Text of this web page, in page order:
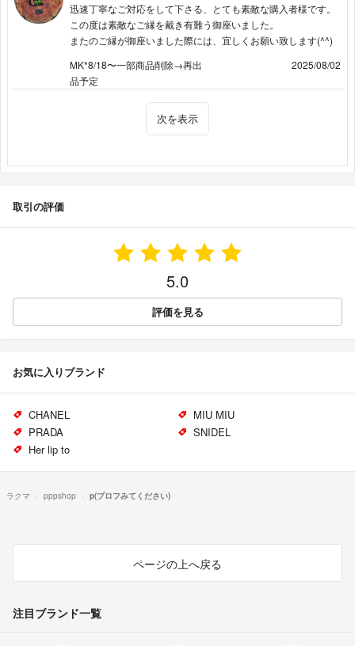
迅速丁寧なご対応をして下さる、とても素敵な購入者様です。
この度は素敵なご縁を戴き有難う御座いました。
またのご縁が御座いました際には、宜しくお願い致します(^^)
MK*8/18〜一部商品削除→再出
品予定
2025/08/02
次を表示
取引の評価
5.0
評価を見る
お気に入りブランド
CHANEL
MIU MIU
PRADA
SNIDEL
Her lip to
ラクマ pppshop p(プロフみてください)
ページの上へ戻る
注目ブランド一覧